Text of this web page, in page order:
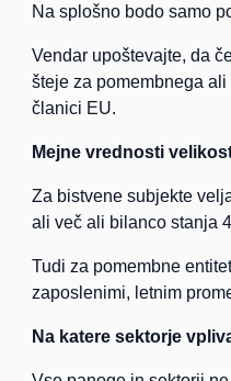
Na splošno bodo samo
Vendar upoštevajte, da
šteje za pomembnega
članici EU.
Mejne vrednosti
Za bistvene subjekte
ali več ali bilanco stanja
Tudi za pomembne
zaposlenimi, letnim
Na katere sektorje